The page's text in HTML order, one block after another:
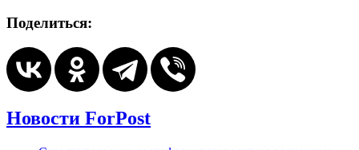
Поделиться:
Новости ForPost